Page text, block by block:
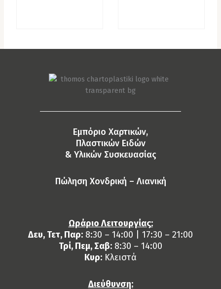
Eμπόριο Χαρτικών,
Πλαστικών Ειδών
& Yλικών Συσκευασίας
Πώληση Χονδρική – Λιανική
Ωράριο Λειτουργίας:
Δευ, Τετ, Παρ: 8:30 – 14:00 | 17:30 – 21:00
Τρί, Πεμ, Σαβ: 8:30 – 14:00
Κυρ: Κλειστά
Διεύθυνση: